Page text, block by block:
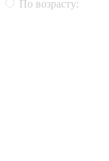
По возрасту: